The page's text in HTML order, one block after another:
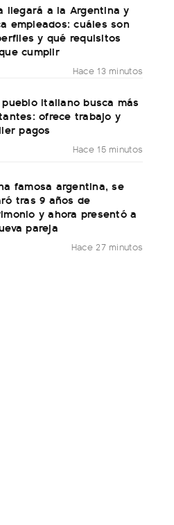
llegará a la Argentina y
empleados: cuáles son
y qué requisitos
cumplir
Hace 13 minutos
pueblo italiano busca más
ofrece trabajo y
pagos
Hace 15 minutos
famosa argentina, se
tras 9 años de
y ahora presentó a
pareja
Hace 27 minutos